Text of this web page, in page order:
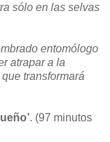
sólo en las selvas
entomólogo
atrapar a la
transformará
. (97 minutos